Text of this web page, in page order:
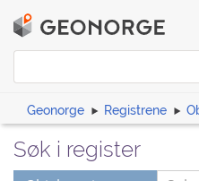
Geonorge Registrene
Søk i register